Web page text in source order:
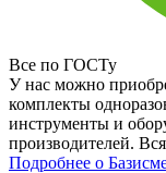
Все по ГОСТу
У нас можно
комплекты
инструменты и
производителей.
Подробнее о